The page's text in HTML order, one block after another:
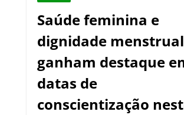
Saúde feminina e
dignidade menstrual
ganham destaque
datas de
conscientização